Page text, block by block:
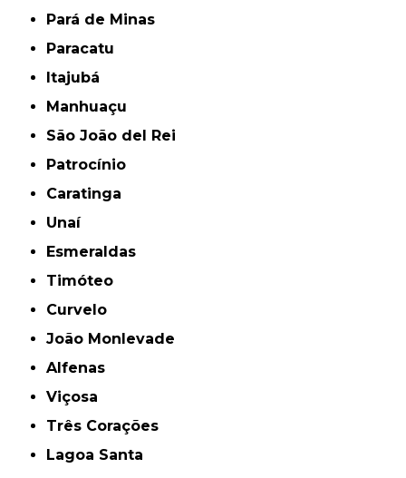
Pará de Minas
Paracatu
Itajubá
Manhuaçu
São João del Rei
Patrocínio
Caratinga
Unaí
Esmeraldas
Timóteo
Curvelo
João Monlevade
Alfenas
Viçosa
Três Corações
Lagoa Santa